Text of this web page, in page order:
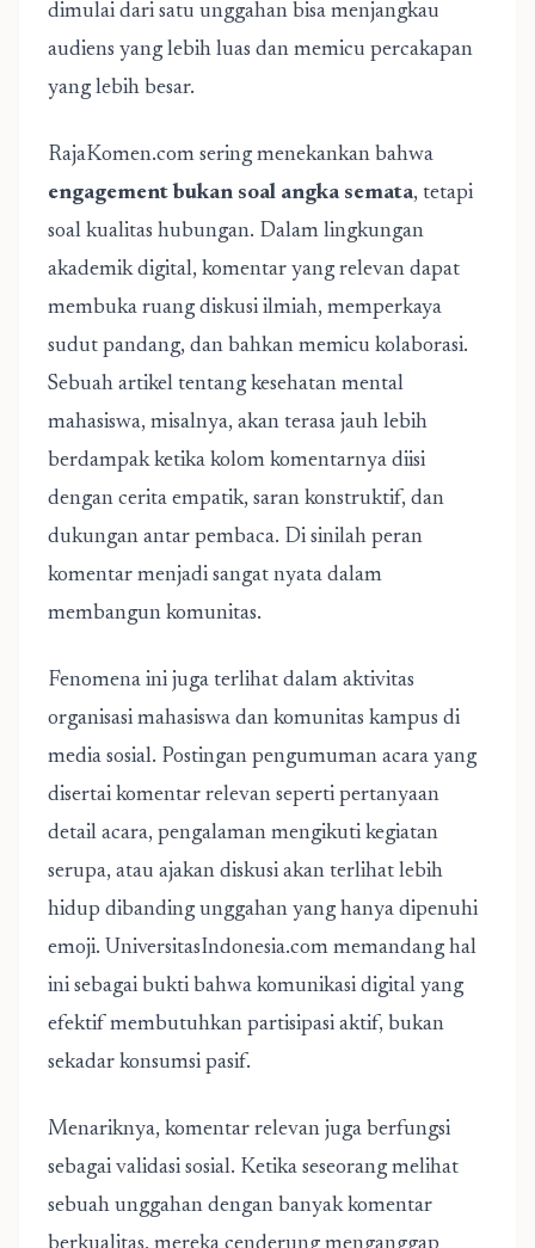
dimulai dari satu unggahan bisa menjangkau
audiens yang lebih luas dan memicu percakapan
yang lebih besar.
RajaKomen.com sering menekankan bahwa
engagement bukan soal angka semata, tetapi
soal kualitas hubungan. Dalam lingkungan
akademik digital, komentar yang relevan dapat
membuka ruang diskusi ilmiah, memperkaya
sudut pandang, dan bahkan memicu kolaborasi.
Sebuah artikel tentang kesehatan mental
mahasiswa, misalnya, akan terasa jauh lebih
berdampak ketika kolom komentarnya diisi
dengan cerita empatik, saran konstruktif, dan
dukungan antar pembaca. Di sinilah peran
komentar menjadi sangat nyata dalam
membangun komunitas.
Fenomena ini juga terlihat dalam aktivitas
organisasi mahasiswa dan komunitas kampus di
media sosial. Postingan pengumuman acara yang
disertai komentar relevan seperti pertanyaan
detail acara, pengalaman mengikuti kegiatan
serupa, atau ajakan diskusi akan terlihat lebih
hidup dibanding unggahan yang hanya dipenuhi
emoji. UniversitasIndonesia.com memandang hal
ini sebagai bukti bahwa komunikasi digital yang
efektif membutuhkan partisipasi aktif, bukan
sekadar konsumsi pasif.
Menariknya, komentar relevan juga berfungsi
sebagai validasi sosial. Ketika seseorang melihat
sebuah unggahan dengan banyak komentar